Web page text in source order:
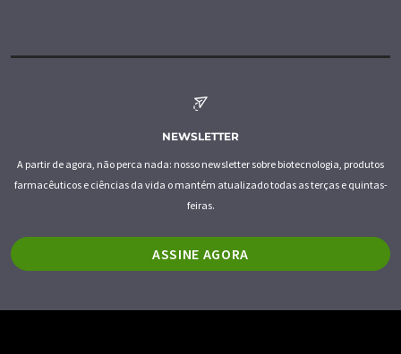
NEWSLETTER
A partir de agora, não perca nada: nosso newsletter sobre biotecnologia, produtos
farmacêuticos e ciências da vida o mantém atualizado todas as terças e quintas-
feiras.
ASSINE AGORA